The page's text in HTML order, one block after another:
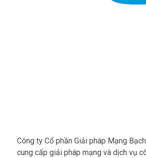
Công ty Cổ phần Giải pháp Mạng
cung cấp giải pháp mạng và dịch vụ